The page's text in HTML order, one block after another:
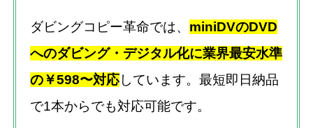
ダビングコピー革命では、 miniDVのDVD
へのダビング・デジタル化に業界最安水準
の￥598〜対応しています。最短即日納品
で1本からでも対応可能です。